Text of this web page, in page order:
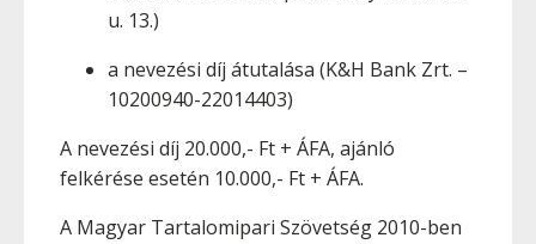
u. 13.)
a nevezési díj átutalása (K&H Bank Zrt. –
10200940-22014403)
A nevezési díj 20.000,- Ft + ÁFA, ajánló
felkérése esetén 10.000,- Ft + ÁFA.
A Magyar Tartalomipari Szövetség 2010-ben